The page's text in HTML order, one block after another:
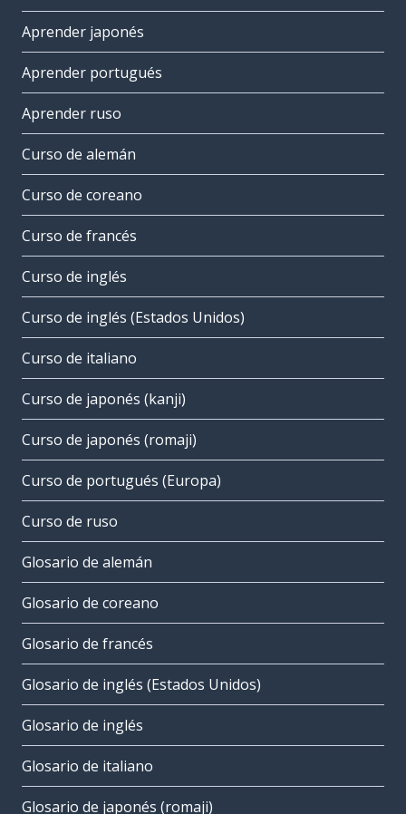
Aprender japonés
Aprender portugués
Aprender ruso
Curso de alemán
Curso de coreano
Curso de francés
Curso de inglés
Curso de inglés (Estados Unidos)
Curso de italiano
Curso de japonés (kanji)
Curso de japonés (romaji)
Curso de portugués (Europa)
Curso de ruso
Glosario de alemán
Glosario de coreano
Glosario de francés
Glosario de inglés (Estados Unidos)
Glosario de inglés
Glosario de italiano
Glosario de japonés (romaji)